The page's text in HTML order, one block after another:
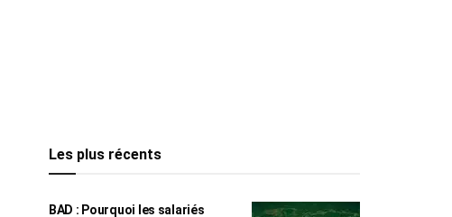
Les plus récents
BAD : Pourquoi les salariés